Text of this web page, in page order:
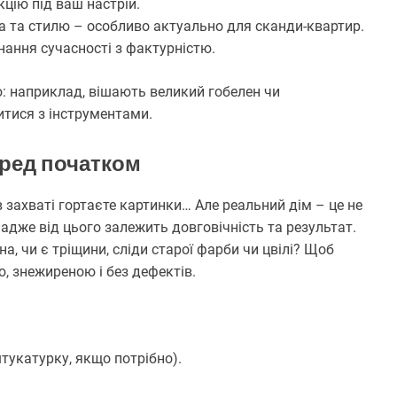
під ваш настрій.
стилю – особливо актуально для сканди-квартир.
сучасності з фактурністю.
наприклад, вішають великий гобелен чи
з інструментами.
початком
гортаєте картинки… Але реальний дім – це не
від цього залежить довговічність та результат.
чи є тріщини, сліди старої фарби чи цвілі? Щоб
знежиреною і без дефектів.
якщо потрібно).